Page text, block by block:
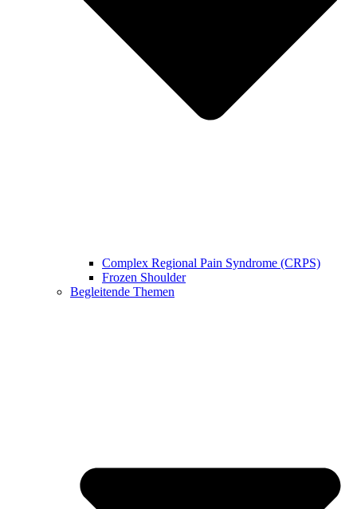
Complex Regional Pain Syndrome (CRPS)
Frozen Shoulder
Begleitende Themen